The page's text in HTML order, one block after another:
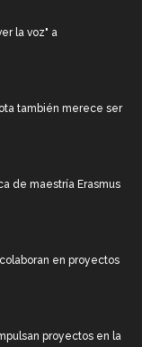
la voz" a
también merece ser
de maestría Erasmus
en proyectos
proyectos en la